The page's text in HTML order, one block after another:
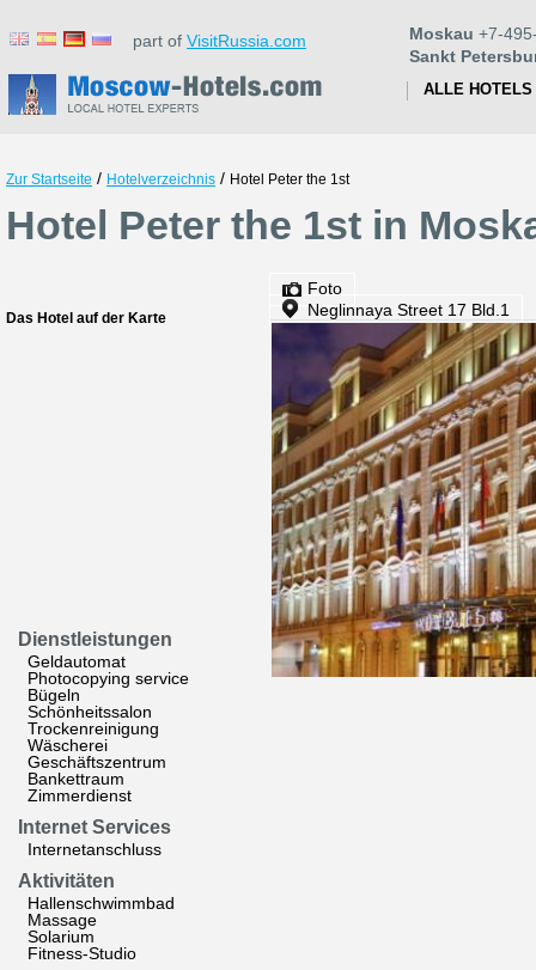
part of VisitRussia.com Moskau +7-
Sankt
ALLE HOTELS
Zur Startseite / Hotelverzeichnis / Hotel Peter the 1st
Hotel Peter the 1st in
Das Hotel auf der Karte
Dienstleistungen
Geldautomat
Photocopying service
Bügeln
Schönheitssalon
Trockenreinigung
Wäscherei
Geschäftszentrum
Bankettraum
Zimmerdienst
Internet Services
Internetanschluss
Aktivitäten
Hallenschwimmbad
Massage
Solarium
Fitness-Studio
Foto
Neglinnaya Street 17 Bld.1